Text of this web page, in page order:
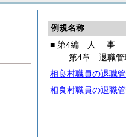
例規名称
■ 第4編
人 事
第4章 退職管
相良村職員の退職
相良村職員の退職